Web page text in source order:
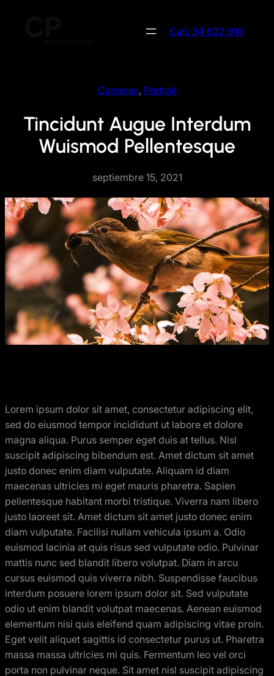
Call: 34 622 910
Cameras, Portrait
Tincidunt Augue Interdum
Wuismod Pellentesque
septiembre 15, 2021
Lorem ipsum dolor sit amet, consectetur adipiscing elit,
sed do eiusmod tempor incididunt ut labore et dolore
magna aliqua. Purus semper eget duis at tellus. Nisl
suscipit adipiscing bibendum est. Amet dictum sit amet
justo donec enim diam vulputate. Aliquam id diam
maecenas ultricies mi eget mauris pharetra. Sapien
pellentesque habitant morbi tristique. Viverra nam libero
justo laoreet sit. Amet dictum sit amet justo donec enim
diam vulputate. Facilisi nullam vehicula ipsum a. Odio
euismod lacinia at quis risus sed vulputate odio. Pulvinar
mattis nunc sed blandit libero volutpat. Diam in arcu
cursus euismod quis viverra nibh. Suspendisse faucibus
interdum posuere lorem ipsum dolor sit. Sed vulputate
odio ut enim blandit volutpat maecenas. Aenean euismod
elementum nisi quis eleifend quam adipiscing vitae proin.
Eget velit aliquet sagittis id consectetur purus ut. Pharetra
massa massa ultricies mi quis. Fermentum leo vel orci
porta non pulvinar neque. Sit amet nisl suscipit adipiscing